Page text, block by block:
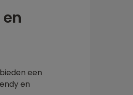
een
en